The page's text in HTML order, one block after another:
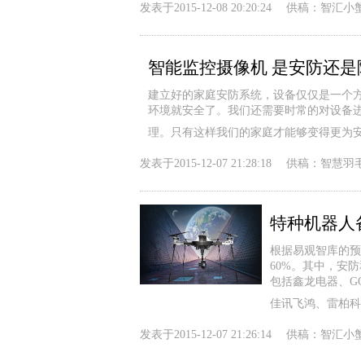
发表于2015-12-08 20:20:24 供稿： 智汇小
智能监控摄像机 是安防还是
建立好的家庭安防系统，设备仅仅是一个
环境就安全了。我们还需要时常的对设备
理。只有这样我们的家庭才能够变得更为安
发表于2015-12-07 21:28:18 供稿： 智慧羽
特种机器人
根据易观智库的
60%。其中，安
包括鑫龙电器、
佳讯飞鸿、雷柏科
发表于2015-12-07 21:26:14 供稿： 智汇小